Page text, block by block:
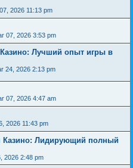
2026 11:13 pm
07, 2026 3:53 pm
Лучший опыт игры в
24, 2026 2:13 pm
07, 2026 4:47 am
2026 11:43 pm
Казино: Лидирующий полный
2026 2:48 pm